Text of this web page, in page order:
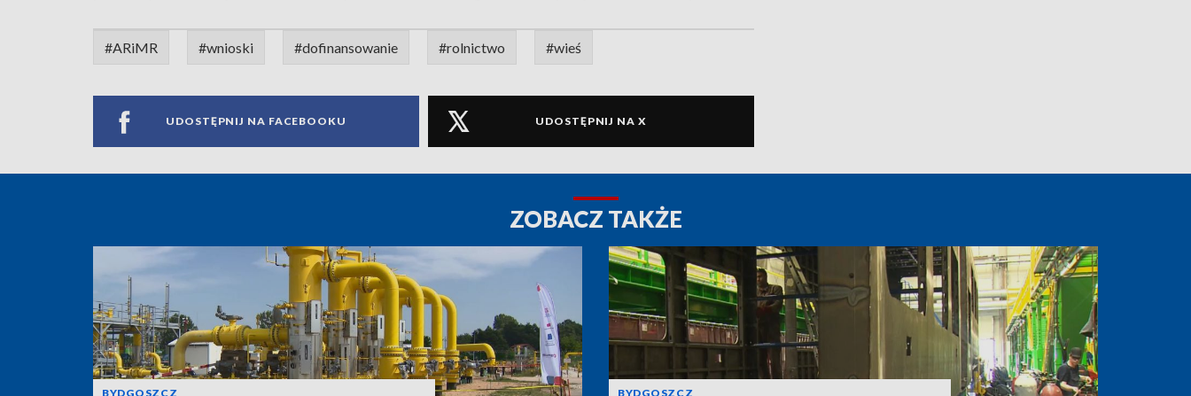
#ARiMR #wnioski #dofinansowanie #rolnictwo #wieś
UDOSTĘPNIJ NA FACEBOOKU UDOSTĘPNIJ NA X
ZOBACZ TAKŻE
BYDGOSZCZ BYDGOSZCZ